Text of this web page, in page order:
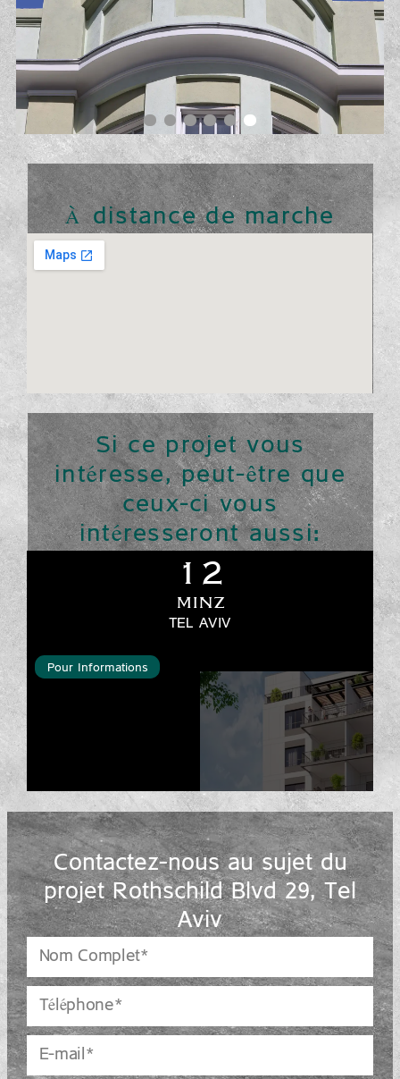
À distance de marche
Si ce projet vous
intéresse, peut-être que
ceux-ci vous
intéresseront aussi:
12
MINZ
TEL AVIV
Pour Informations
Contactez-nous au sujet du
projet Rothschild Blvd 29, Tel
Aviv